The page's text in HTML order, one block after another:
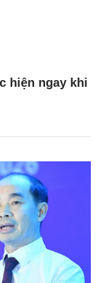
hiện ngay khi